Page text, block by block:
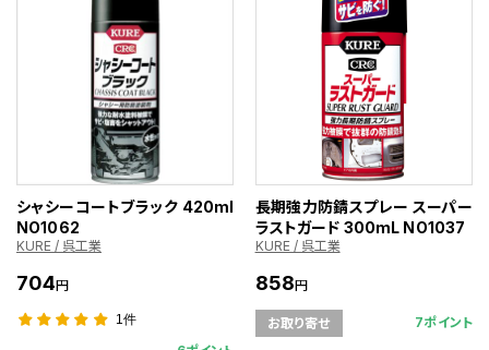
シャシーコートブラック 420ml
NO1062
KURE / 呉工業
704円
1件
長期強力防錆スプレー スーパー
ラストガード 300mL NO1037
KURE / 呉工業
858円
お取り寄せ 7ポイント